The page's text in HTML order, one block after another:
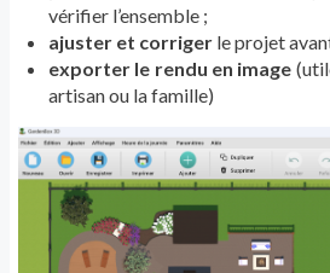
vérifier l’ensemble ;
ajuster et corriger le projet
exporter le rendu en image
artisan ou la famille)